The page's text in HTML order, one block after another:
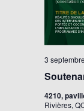
3
4210,
Rivières,